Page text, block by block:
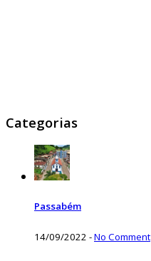
Categorias
Passabém
14/09/2022 -No Comment